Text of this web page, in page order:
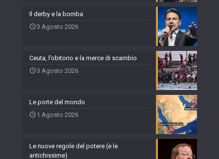
Il derby e la bomba
3 Agosto 2026
Ceuta, l’obitorio e la merce di scambio
3 Agosto 2026
Le porte del mondo
1 Agosto 2026
Le nuove regole del potere (e le
antichissime)